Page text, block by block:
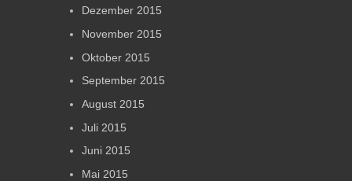
Dezember 2015
November 2015
Oktober 2015
September 2015
August 2015
Juli 2015
Juni 2015
Mai 2015